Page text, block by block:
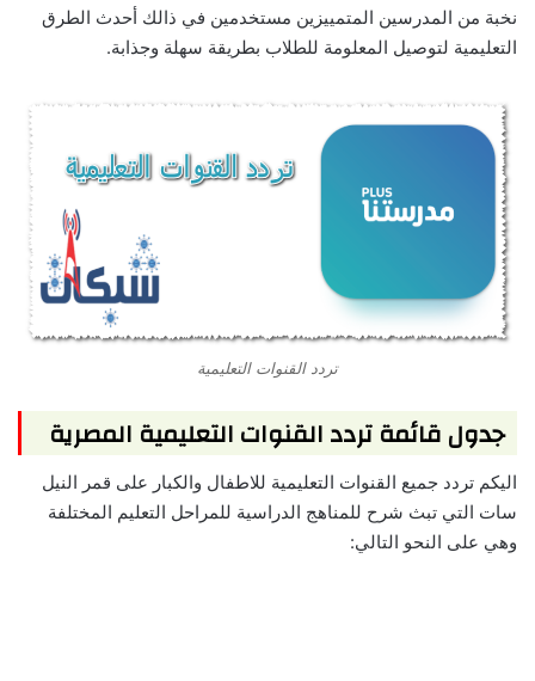
نخبة من المدرسين المتمييزين مستخدمين في ذالك أحدث الطرق
التعليمية لتوصيل المعلومة للطلاب بطريقة سهلة وجذابة.
تردد القنوات التعليمية
جدول قائمة تردد القنوات التعليمية المصرية
اليكم تردد جميع القنوات التعليمية للاطفال والكبار على قمر النيل
سات التي تبث شرح للمناهج الدراسية للمراحل التعليم المختلفة
وهي على النحو التالي: